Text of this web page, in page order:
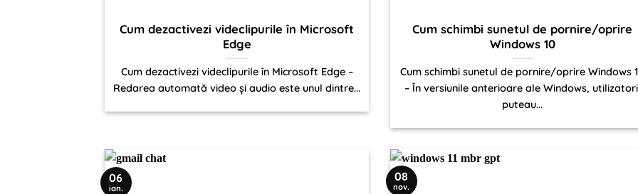
Cum dezactivezi videclipurile în Microsoft
Edge
Cum dezactivezi videclipurile în Microsoft Edge –
Redarea automată video și audio este unul dintre...
Cum schimbi sunetul de pornire/oprire
Windows 10
Cum schimbi sunetul de pornire/oprire Windows
– În versiunile anterioare ale Windows,
puteau...
06
ian.
08
nov.